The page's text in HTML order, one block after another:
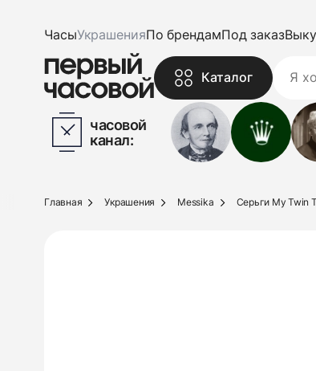
ЧасыУкрашенияПо брендамПод заказ
Каталог
часовой
канал:
Главная Украшения Messika Серьги My Twin